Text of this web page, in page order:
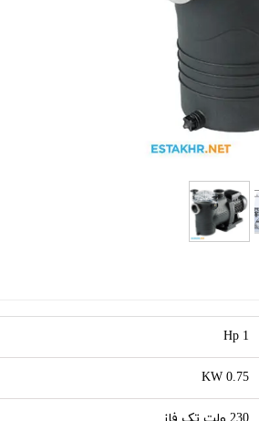
و سونا
آب استخر
استخر
1 Hp
0.75 KW